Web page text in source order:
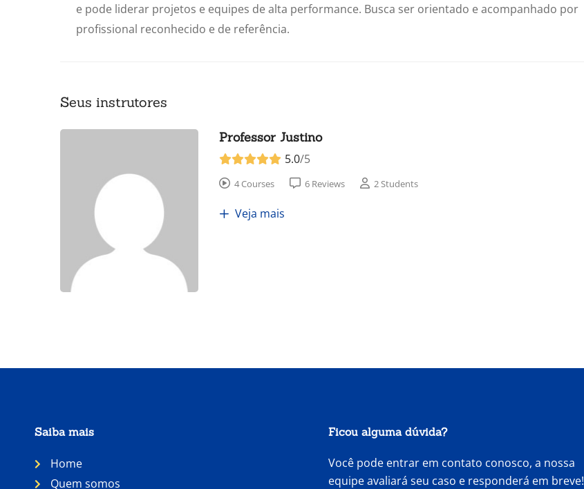
e pode liderar projetos e equipes de alta performance. Busca ser orientado e acompanhado por
profissional reconhecido e de referência.
Seus instrutores
Professor Justino
5.0/5
4 Courses 6 Reviews 2 Students
Veja mais
Saiba mais
Home
Quem somos
Ficou alguma dúvida?
Você pode entrar em contato conosco, a nossa
equipe avaliará seu caso e responderá em breve!